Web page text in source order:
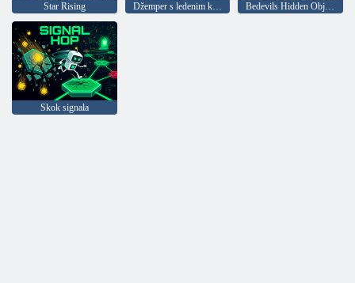
Star Rising Džemper s ledenim krilima Bedevils Hidden Object 3 Kompletna zbirka
Skok signala